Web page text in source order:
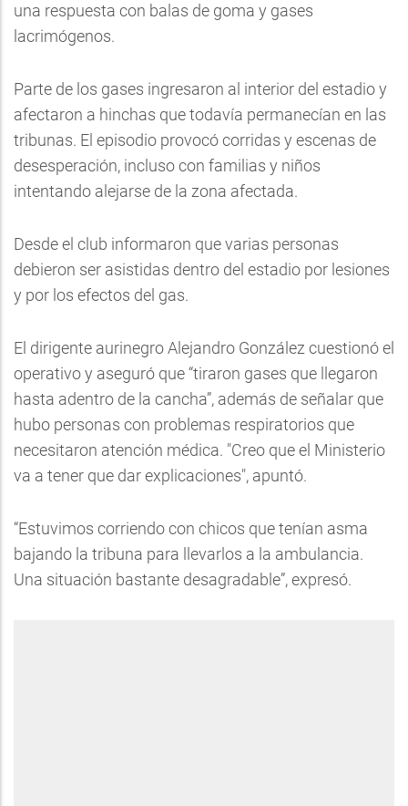
una respuesta con balas de goma y gases
lacrimógenos.
Parte de los gases ingresaron al interior del estadio y
afectaron a hinchas que todavía permanecían en las
tribunas. El episodio provocó corridas y escenas de
desesperación, incluso con familias y niños
intentando alejarse de la zona afectada.
Desde el club informaron que varias personas
debieron ser asistidas dentro del estadio por lesiones
y por los efectos del gas.
El dirigente aurinegro Alejandro González cuestionó el
operativo y aseguró que “tiraron gases que llegaron
hasta adentro de la cancha”, además de señalar que
hubo personas con problemas respiratorios que
necesitaron atención médica. "Creo que el Ministerio
va a tener que dar explicaciones", apuntó.
“Estuvimos corriendo con chicos que tenían asma
bajando la tribuna para llevarlos a la ambulancia.
Una situación bastante desagradable”, expresó.